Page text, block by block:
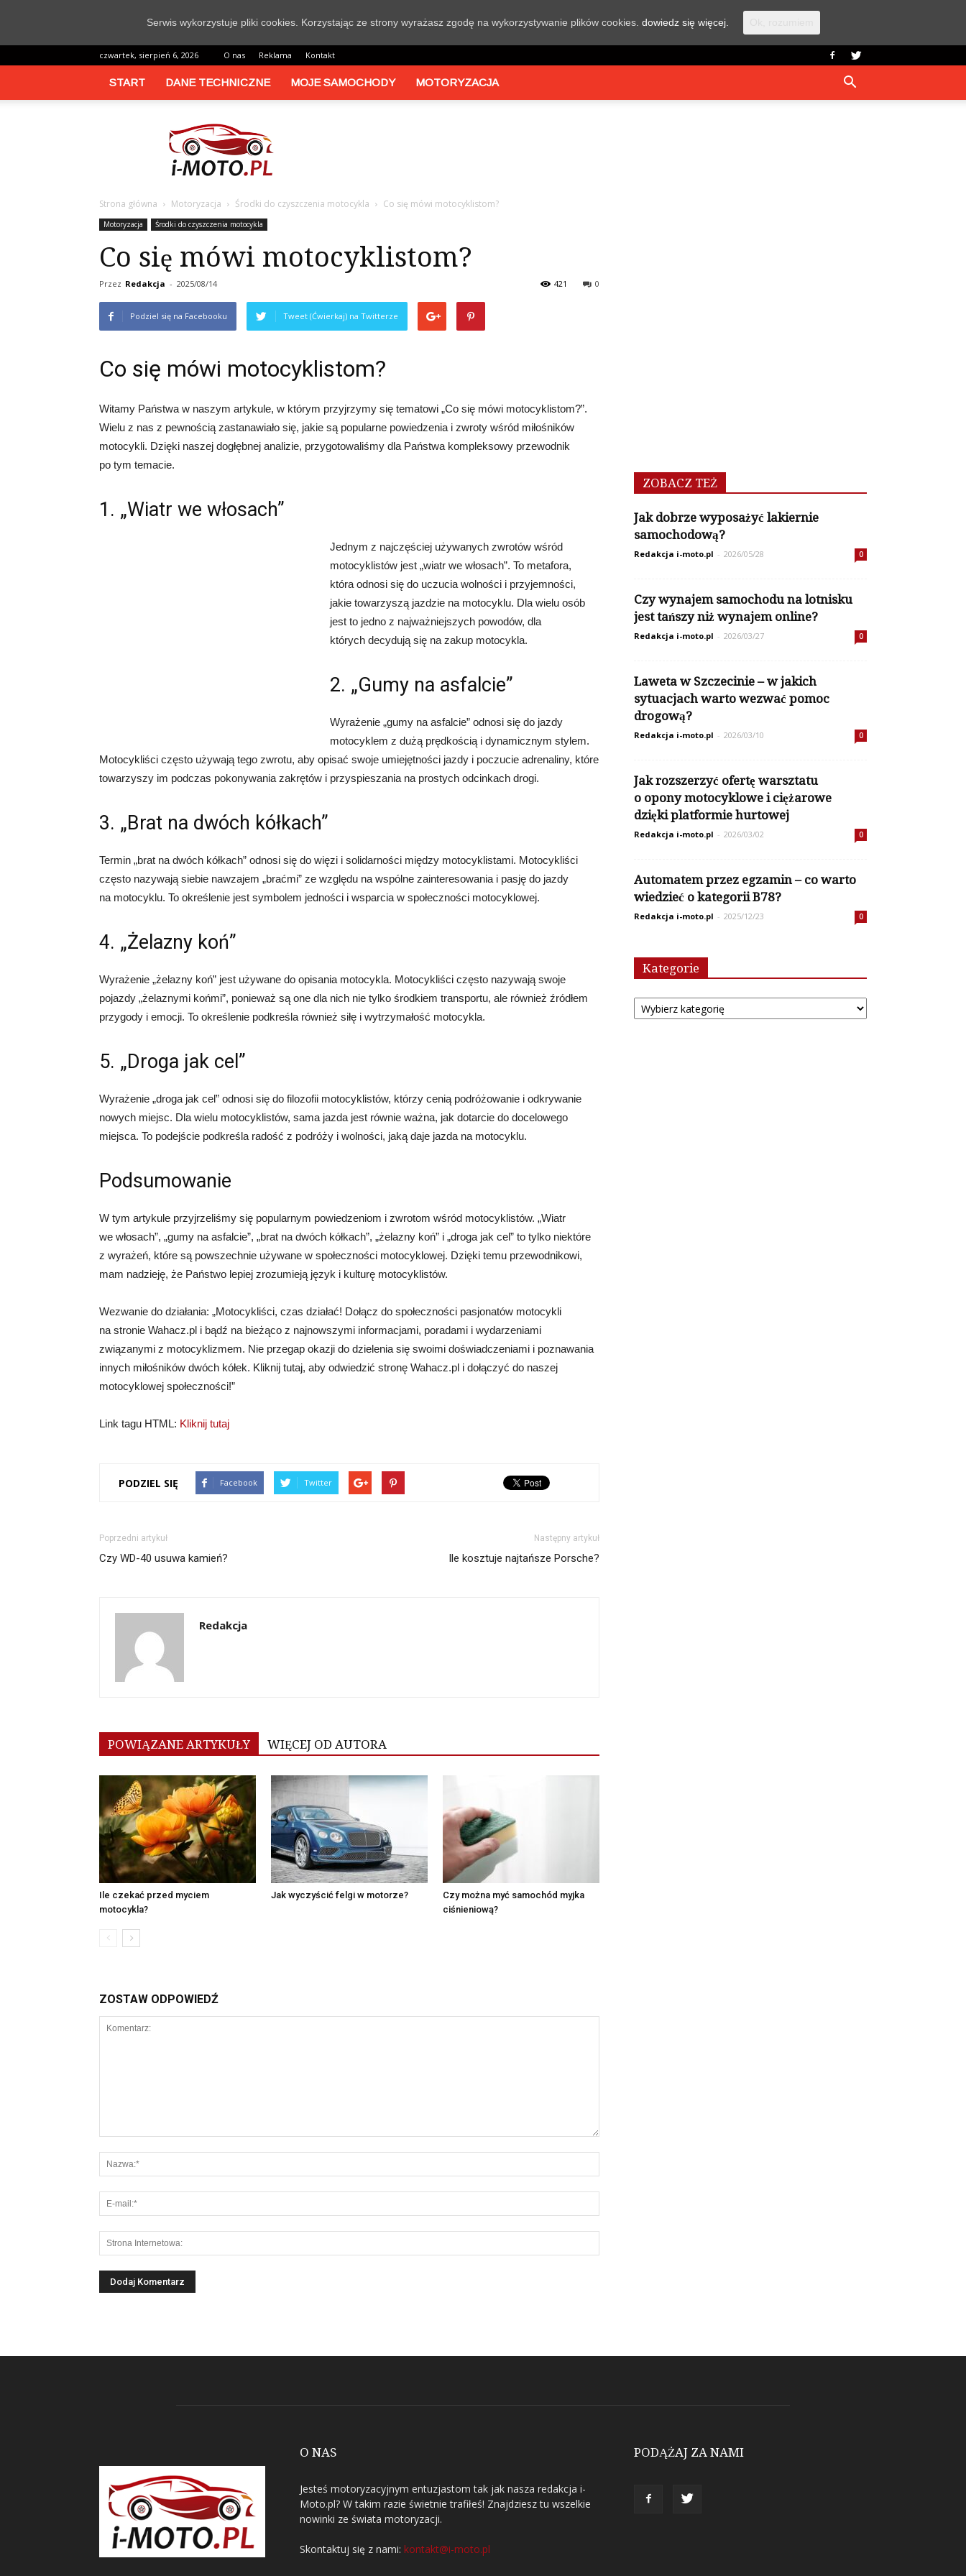
czwartek, sierpień 6, 2026 O nas Reklama Kontakt
START DANE TECHNICZNE MOJE SAMOCHODY MOTORYZACJA
moto.pl
Strona główna Motoryzacja Środki do czyszczenia motocykla Co się mówi motocyklistom?
Motoryzacja Środki do czyszczenia motocykla
Co się mówi motocyklistom?
Przez Redakcja - 2025/08/14 0
421
Podziel się na Facebooku Tweet (Ćwierkaj) na Twitterze
Co się mówi motocyklistom?
Witamy Państwa w naszym artykule, w którym przyjrzymy się tematowi „Co się mówi motocyklistom?”.
Wielu z nas z pewnością zastanawiało się, jakie są popularne powiedzenia i zwroty wśród miłośników
motocykli. Dzięki naszej dogłębnej analizie, przygotowaliśmy dla Państwa kompleksowy przewodnik
po tym temacie.
1. „Wiatr we włosach”
Jednym z najczęściej używanych zwrotów wśród
motocyklistów jest „wiatr we włosach”. To metafora,
która odnosi się do uczucia wolności i przyjemności,
jakie towarzyszą jazdzie na motocyklu. Dla wielu osób
jest to jedno z najważniejszych powodów, dla
których decydują się na zakup motocykla.
2. „Gumy na asfalcie”
Wyrażenie „gumy na asfalcie” odnosi się do jazdy
motocyklem z dużą prędkością i dynamicznym stylem.
Motocykliści często używają tego zwrotu, aby opisać swoje umiejętności jazdy i poczucie adrenaliny, które
towarzyszy im podczas pokonywania zakrętów i przyspieszania na prostych odcinkach drogi.
3. „Brat na dwóch kółkach”
Termin „brat na dwóch kółkach” odnosi się do więzi i solidarności między motocyklistami. Motocykliści
często nazywają siebie nawzajem „braćmi” ze względu na wspólne zainteresowania i pasję do jazdy
na motocyklu. To określenie jest symbolem jedności i wsparcia w społeczności motocyklowej.
4. „Żelazny koń”
Wyrażenie „żelazny koń” jest używane do opisania motocykla. Motocykliści często nazywają swoje
pojazdy „żelaznymi końmi”, ponieważ są one dla nich nie tylko środkiem transportu, ale również źródłem
przygody i emocji. To określenie podkreśla również siłę i wytrzymałość motocykla.
5. „Droga jak cel”
Wyrażenie „droga jak cel” odnosi się do filozofii motocyklistów, którzy cenią podróżowanie i odkrywanie
nowych miejsc. Dla wielu motocyklistów, sama jazda jest równie ważna, jak dotarcie do docelowego
miejsca. To podejście podkreśla radość z podróży i wolności, jaką daje jazda na motocyklu.
Podsumowanie
W tym artykule przyjrzeliśmy się popularnym powiedzeniom i zwrotom wśród motocyklistów. „Wiatr
we włosach”, „gumy na asfalcie”, „brat na dwóch kółkach”, „żelazny koń” i „droga jak cel” to tylko niektóre
z wyrażeń, które są powszechnie używane w społeczności motocyklowej. Dzięki temu przewodnikowi,
mam nadzieję, że Państwo lepiej zrozumieją język i kulturę motocyklistów.
Wezwanie do działania: „Motocykliści, czas działać! Dołącz do społeczności pasjonatów motocykli
na stronie Wahacz.pl i bądź na bieżąco z najnowszymi informacjami, poradami i wydarzeniami
związanymi z motocyklizmem. Nie przegap okazji do dzielenia się swoimi doświadczeniami i poznawania
innych miłośników dwóch kółek. Kliknij tutaj, aby odwiedzić stronę Wahacz.pl i dołączyć do naszej
motocyklowej społeczności!”
Link tagu HTML: Kliknij tutaj
PODZIEL SIĘ Facebook Twitter
Poprzedni artykuł
Czy WD-40 usuwa kamień?
Następny artykuł
Ile kosztuje najtańsze Porsche?
Redakcja
POWIĄZANE ARTYKUŁY WIĘCEJ OD AUTORA
Ile czekać przed myciem
motocykla?
Jak wyczyścić felgi w motorze?
Czy można myć samochód myjka
ciśnieniową?
ZOSTAW ODPOWIEDŹ
ZOBACZ TEŻ
Jak dobrze wyposażyć lakiernie
samochodową?
Redakcja i-moto.pl - 2026/05/28 0
Czy wynajem samochodu na lotnisku
jest tańszy niż wynajem online?
Redakcja i-moto.pl - 2026/03/27 0
Laweta w Szczecinie – w jakich
sytuacjach warto wezwać pomoc
drogową?
Redakcja i-moto.pl - 2026/03/10 0
Jak rozszerzyć ofertę warsztatu
o opony motocyklowe i ciężarowe
dzięki platformie hurtowej
Redakcja i-moto.pl - 2026/03/02 0
Automatem przez egzamin – co warto
wiedzieć o kategorii B78?
Redakcja i-moto.pl - 2025/12/23 0
Kategorie
Kategorie
O NAS
Jesteś motoryzacyjnym entuzjastom tak jak nasza redakcja i-
Moto.pl? W takim razie świetnie trafiłeś! Znajdziesz tu wszelkie
nowinki ze świata motoryzacji.
Skontaktuj się z nami: kontakt@i-moto.pl
PODĄŻAJ ZA NAMI
Serwis wykorzystuje pliki cookies. Korzystając ze strony wyrażasz zgodę na wykorzystywanie plików cookies. dowiedz się więcej.